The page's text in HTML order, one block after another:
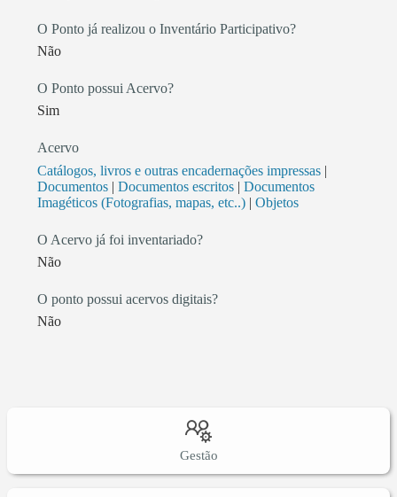
O Ponto já realizou o Inventário Participativo?
Não
O Ponto possui Acervo?
Sim
Acervo
Catálogos, livros e outras encadernações impressas |
Documentos | Documentos escritos | Documentos
Imagéticos (Fotografias, mapas, etc..) | Objetos
O Acervo já foi inventariado?
Não
O ponto possui acervos digitais?
Não
Gestão